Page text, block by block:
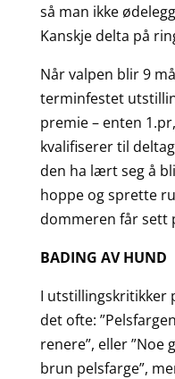
så man ikke
Kanskje delta på
Når valpen blir 9
terminfestet
premie – enten
kvalifiserer til
den ha lært seg å
hoppe og sprette
dommeren får sett
BADING AV HUND
I utstillingskritikker
det ofte:
renere”, eller ”Noe
brun pelsfarge”,